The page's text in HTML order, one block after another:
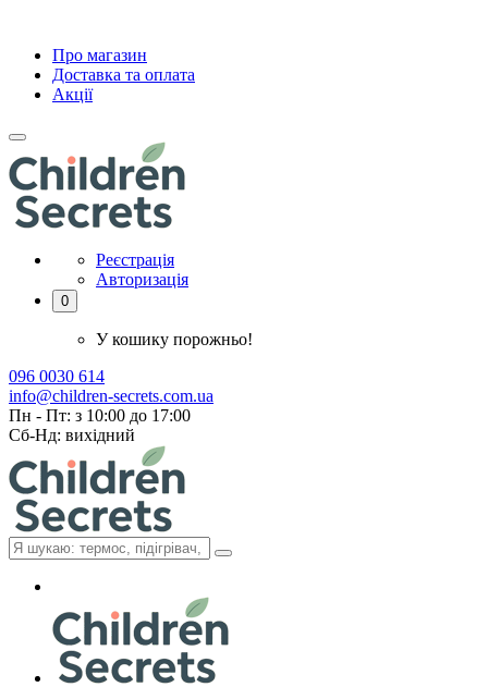
Про магазин
Доставка та оплата
Акції
Реєстрація
Авторизація
0
У кошику порожньо!
096 0030 614
info@children-secrets.com.ua
Пн - Пт: з 10:00 до 17:00
Сб-Нд: вихідний